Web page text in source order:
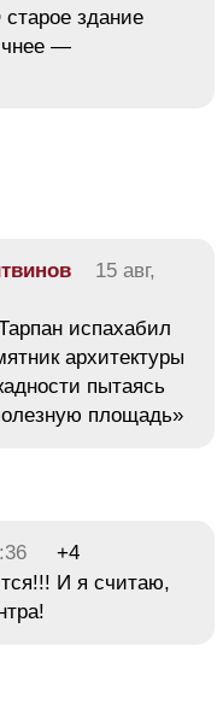
здание
—
15 авг,
испахабил
архитектуры
пытаясь
площадь»
+4
И я считаю,